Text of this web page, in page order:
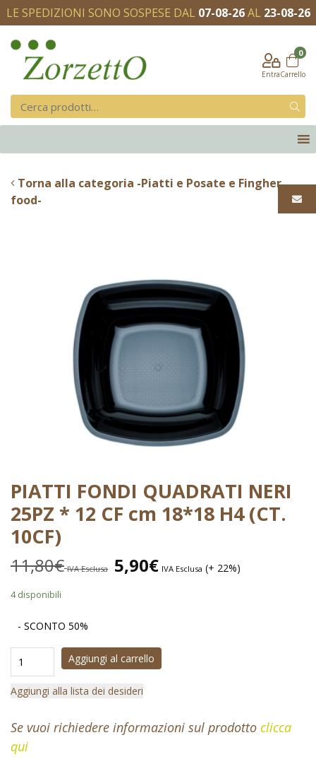
LE SPEDIZIONI SONO SOSPESE DAL 07-08-26AL 23-08-26
Entra
0
Carrello
Torna alla categoria -Piatti e Posate e Fingher
food-
PIATTI FONDI QUADRATI NERI
25PZ * 12 CF cm 18*18 H4 (CT.
10CF)
11,80€ IVA Esclusa 5,90€ IVA Esclusa (+ 22%)
4 disponibili
- SCONTO 50%
Aggiungi al carrello
Aggiungi alla lista dei desideri
Se vuoi richiedere informazioni sul prodotto clicca
qui